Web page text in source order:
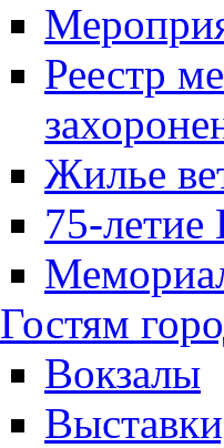
Реестр
Жилье
75-
Гостям
Вокзалы